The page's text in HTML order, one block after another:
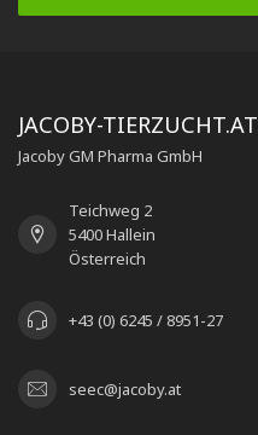
JACOBY-TIERZUCHT.AT
Jacoby GM Pharma GmbH
Teichweg 2
5400 Hallein
Österreich
+43 (0) 6245 / 8951-27
seec@jacoby.at